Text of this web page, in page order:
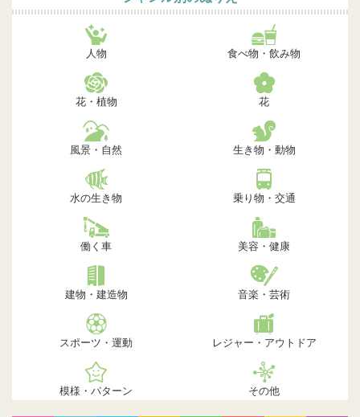
人物 食べ物・飲み物
花・植物 花
風景・自然 生き物・動物
水の生き物 乗り物・交通
働く車 美容・健康
建物・建造物 音楽・芸術
スポーツ・運動 レジャー・アウトドア
模様・パターン その他